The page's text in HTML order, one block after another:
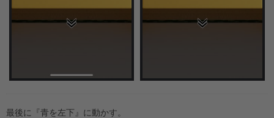
最後に『青を左下』に動かす。